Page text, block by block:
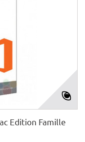
Edition Famille